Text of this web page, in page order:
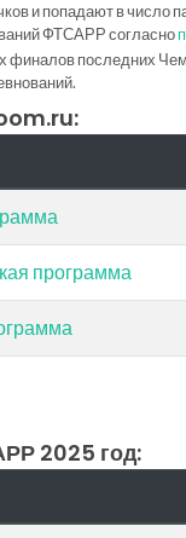
и попадают в число
ФТСАРР согласно
последних
программа
2025 год: